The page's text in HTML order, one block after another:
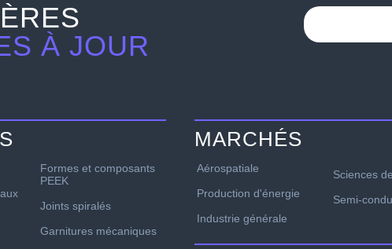
À JOUR
Formes et composants
PEEK
Joints spiralés
Garnitures mécaniques
MARCHÉS
Aérospatiale
Production d'énergie
Industrie générale
Sciences
Semi-